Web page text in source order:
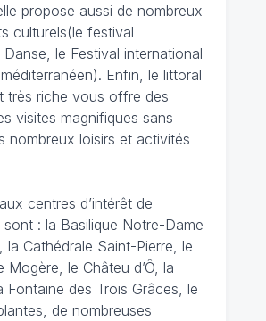
propose aussi de nombreux
culturels(le festival
Danse, le Festival international
Enfin, le littoral
très riche vous offre des
visites magnifiques sans
nombreux loisirs et activités
centres d’intérêt de
sont : la Basilique Notre-Dame
la Cathédrale Saint-Pierre, le
Mogère, le Châteu d’Ô, la
Fontaine des Trois Grâces, le
de nombreuses